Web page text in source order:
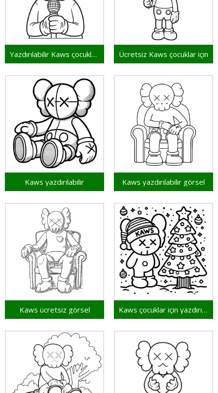
Yazdırılabilir Kaws çocuklar için Ücretsiz Kaws çocuklar için
Kaws yazdırılabilir Kaws yazdırılabilir görsel
Kaws ücretsiz görsel Kaws çocuklar için yazdırılabilir